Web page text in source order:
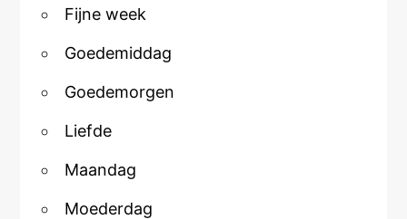
Fijne week
Goedemiddag
Goedemorgen
Liefde
Maandag
Moederdag